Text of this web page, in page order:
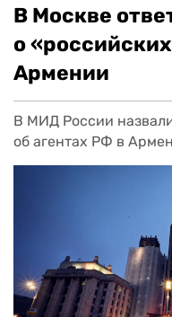
В Москве
о
Армении
В МИД России
об агентах РФ в